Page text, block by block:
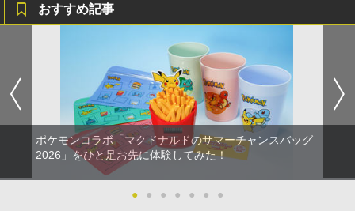
おすすめ記事
ポケモンコラボ「マクドナルドのサマーチャンスバッグ
2026」をひと足お先に体験してみた！
● ● ● ● ● ● ●